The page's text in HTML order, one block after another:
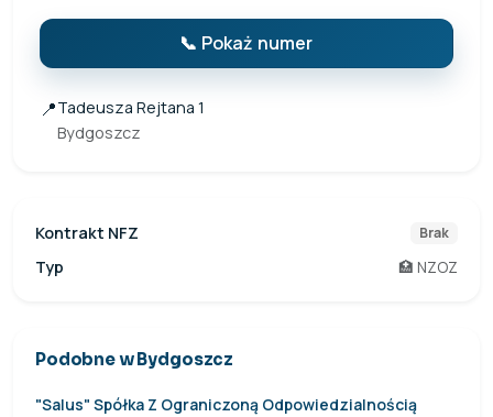
📞 Pokaż numer
📍Tadeusza Rejtana 1
Bydgoszcz
Kontrakt NFZ Brak
Typ 🏥 NZOZ
Podobne w Bydgoszcz
"Salus" Spółka Z Ograniczoną Odpowiedzialnością